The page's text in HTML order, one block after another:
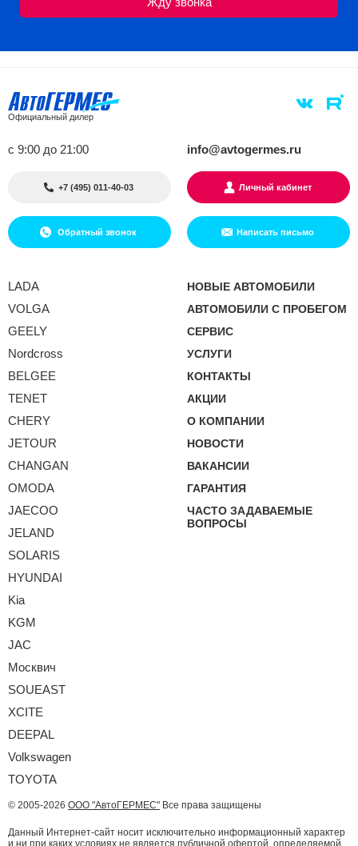
Официальный дилер
с 9:00 до 21:00 info@avtogermes.ru
+7 (495) 011-40-03 Личный кабинет
Обратный звонок Написать письмо
LADA
VOLGA
GEELY
Nordcross
BELGEE
TENET
CHERY
JETOUR
CHANGAN
OMODA
JAECOO
JELAND
SOLARIS
HYUNDAI
Kia
KGM
JAC
Москвич
SOUEAST
XCITE
DEEPAL
Volkswagen
TOYOTA
НОВЫЕ АВТОМОБИЛИ
АВТОМОБИЛИ С ПРОБЕГОМ
СЕРВИС
УСЛУГИ
КОНТАКТЫ
АКЦИИ
О КОМПАНИИ
НОВОСТИ
ВАКАНСИИ
ГАРАНТИЯ
ЧАСТО ЗАДАВАЕМЫЕ
ВОПРОСЫ
© 2005-2026 ООО "АвтоГЕРМЕС" Все права защищены
Данный Интернет-сайт носит исключительно информационный характер
и ни при каких условиях не является публичной офертой, определяемой